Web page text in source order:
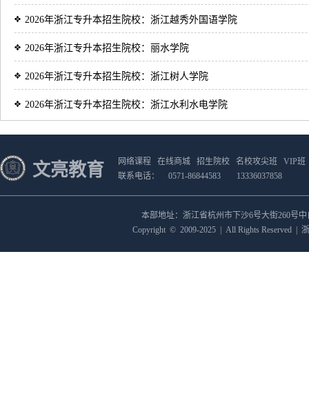
2026年浙江专升本招生院校：浙江越秀外国语学院
2026年浙江专升本招生院校：丽水学院
2026年浙江专升本招生院校：浙江树人学院
2026年浙江专升本招生院校：浙江水利水电学院
文亮教育 网络课程 在线商城 招生院校 名校攻尖班
VIP班
联系电话：
0571-86844583 13336037858
本部地址：浙江省杭州市下沙6号大街260号
Copyright © 2009-2025 | All Rights Reserved |